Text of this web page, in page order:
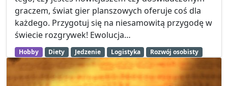
graczem, świat gier planszowych oferuje coś dla
każdego. Przygotuj się na niesamowitą przygodę w
świecie rozgrywek! Ewolucja…
Hobby Diety Jedzenie Logistyka Rozwój osobisty